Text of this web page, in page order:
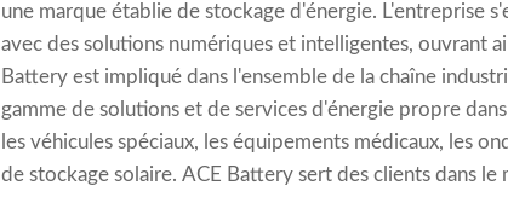
une marque établie de stockage d'énergie. L'entreprise
avec des solutions numériques et intelligentes, ouvrant
Battery est impliqué dans l'ensemble de la chaîne
gamme de solutions et de services d'énergie propre
les véhicules spéciaux, les équipements médicaux, les
de stockage solaire. ACE Battery sert des clients dans